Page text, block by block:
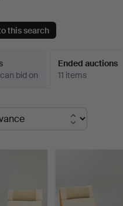
this search
bid on
Ended auctions
11 items